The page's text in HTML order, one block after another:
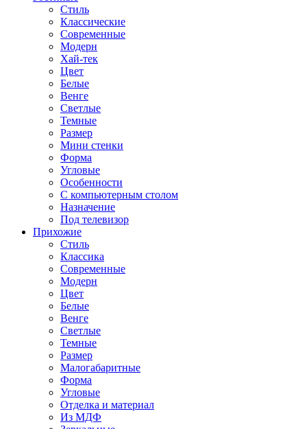
Стиль
Классические
Современные
Модерн
Хай-тек
Цвет
Белые
Венге
Светлые
Темные
Размер
Мини стенки
Форма
Угловые
Особенности
С компьютерным столом
Назначение
Под телевизор
Прихожие
Стиль
Классика
Современные
Модерн
Цвет
Белые
Венге
Светлые
Темные
Размер
Малогабаритные
Форма
Угловые
Отделка и материал
Из МДФ